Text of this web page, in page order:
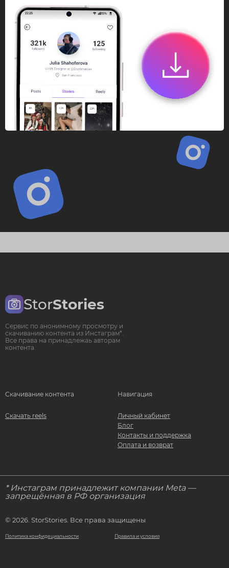
скачивайStories,Reels
или Telegram-приложении.
Быстро, просто и удобно.
Перейти к боту
StorStories
Сервис по анонимному просмотру и
скачиванию контента из Инстаграм*.
Все права на принадлежаь авторам
контента.
Скачивание контента
Скачать reels
Навигация
Личный кабинет
Блог
Контакты и поддержка
Оплата и возврат
* Инстаграм принадлежит компании Meta —
запрещённая в РФ организация
© 2026. StorStories. Все права защищены
Политика конфидециальности Правила и условия